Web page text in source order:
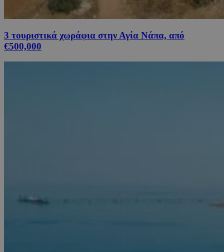
3 τουριστικά χωράφια στην Αγία Νάπα, από
€500,000